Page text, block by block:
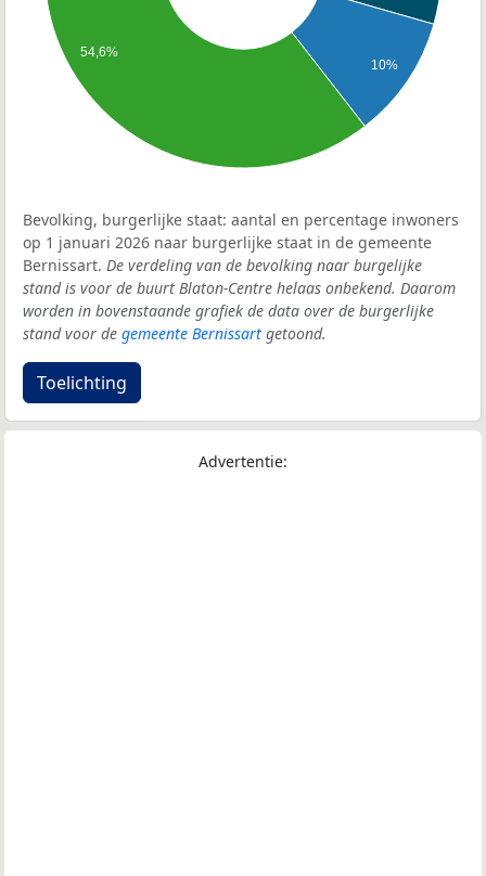
10%
54,6%
Bevolking, burgerlijke staat: aantal en percentage inwoners
op 1 januari 2026 naar burgerlijke staat in de gemeente
Bernissart. De verdeling van de bevolking naar burgelijke
stand is voor de buurt Blaton-Centre helaas onbekend. Daarom
worden in bovenstaande grafiek de data over de burgerlijke
stand voor de gemeente Bernissart getoond.
Toelichting
Advertentie: